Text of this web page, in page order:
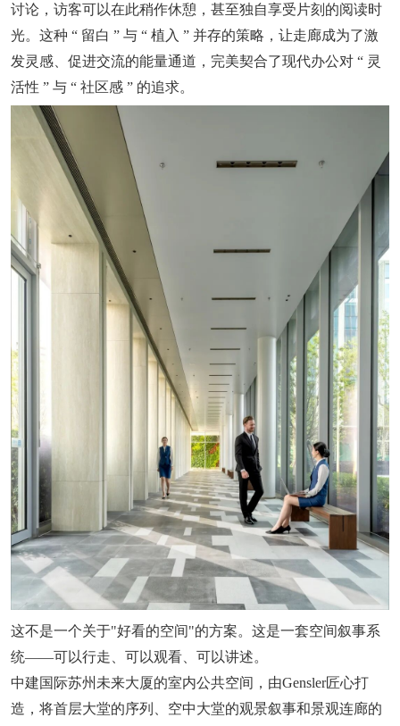
讨论，访客可以在此稍作休憩，甚至独自享受片刻的阅读时
光。这种 “ 留白 ” 与 “ 植入 ” 并存的策略，让走廊成为了激
发灵感、促进交流的能量通道，完美契合了现代办公对 “ 灵
活性 ” 与 “ 社区感 ” 的追求。
这不是一个关于"好看的空间"的方案。这是一套空间叙事系
统——可以行走、可以观看、可以讲述。
中建国际苏州未来大厦的室内公共空间，由Gensler匠心打
造，将首层大堂的序列、空中大堂的观景叙事和景观连廊的